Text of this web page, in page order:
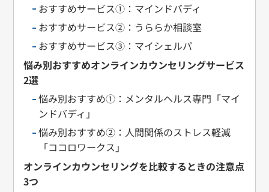
おすすめサービス①：マインドバディ
おすすめサービス②：うららか相談室
おすすめサービス③：マイシェルパ
悩み別おすすめオンラインカウンセリングサービス
2選
悩み別おすすめ①：メンタルヘルス専門「マイ
ンドバディ」
悩み別おすすめ②：人間関係のストレス軽減
「ココロワークス」
オンラインカウンセリングを比較するときの注意点
3つ